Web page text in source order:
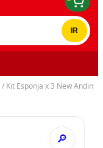
/ Kit Esponja x 3 New Andin